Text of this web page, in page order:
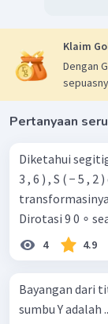
Klaim
Dengan
Pertanyaan
Diketahui
3 , 6 ) , S ( − 5 ,
Dirotasi 9 0 ∘
4 4.9
Bayangan dari
sumbu Y adalah